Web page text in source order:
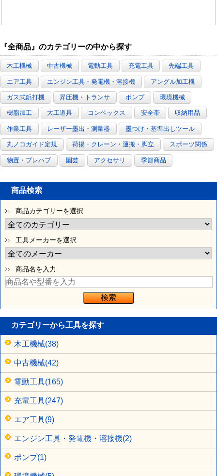
『全商品』のカテゴリーの中から探す
木工機械 中古機械 電動工具 充電工具 先端工具
エア工具 エンジン工具・発電機・溶接機 アングル加工機
ガス式鋲打機 昇圧機・トランサ ポンプ 環境機械
樹脂加工 大工道具 コンベックス 安全帯 収納用品
作業工具 レーザー墨出・測量器 墨つけ・基準出しツール
丸ノコガイド定規 荷揚・クレーン・運搬・脚立 スポーツ関係
物置・プレハブ 園芸 アクセサリ 季節商品
商品検索
商品カテゴリーを選択
工具メーカーを選択
商品名を入力
カテゴリーから工具を探す
木工機械(38)
中古機械(42)
電動工具(165)
充電工具(247)
エア工具(9)
エンジン工具・発電機・溶接機(2)
ポンプ(1)